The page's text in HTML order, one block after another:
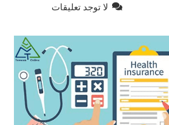
لا توجد تعليقات